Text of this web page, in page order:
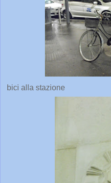
bici alla stazione